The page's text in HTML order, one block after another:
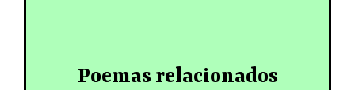
Poemas relacionados